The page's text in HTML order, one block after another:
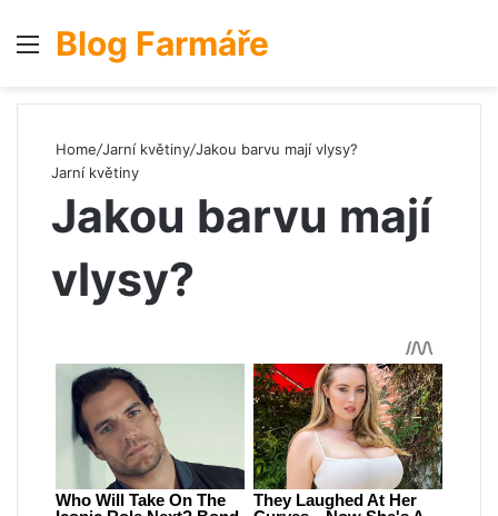
Menu
Blog Farmáře
Home/Jarní květiny/Jakou barvu mají vlysy?
Jarní květiny
Jakou barvu mají
vlysy?